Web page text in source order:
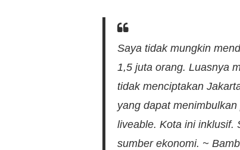
Saya tidak mungkin
1,5 juta orang. Luasnya
tidak menciptakan
yang dapat
liveable. Kota ini inklusif.
sumber ekonomi. ~